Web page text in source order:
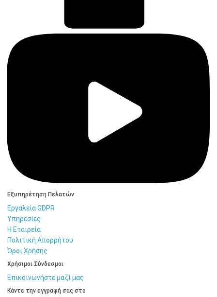
Εξυπηρέτηση Πελατών
Εργαλεία GDPR
Υπηρεσίες
Η Εταιρεία
Πολιτική Απορρήτου
Όροι Χρήσης
Χρήσιμοι Σύνδεσμοι
Επικοινωνήστε μαζί μας
Κάντε την εγγραφή σας στο